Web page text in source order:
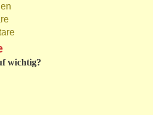
wichtig?